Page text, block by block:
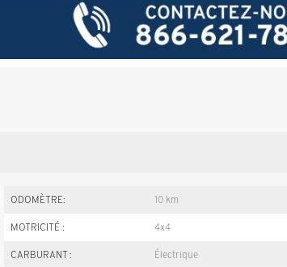
ODOMÈTRE: 10 km
MOTRICITÉ : 4x4
CARBURANT : Électrique